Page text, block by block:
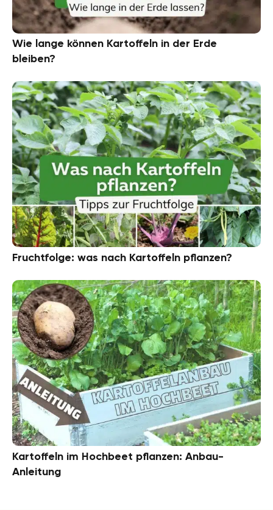
Wie lange können Kartoffeln in der Erde
bleiben?
Fruchtfolge: was nach Kartoffeln pflanzen?
Kartoffeln im Hochbeet pflanzen: Anbau-
Anleitung